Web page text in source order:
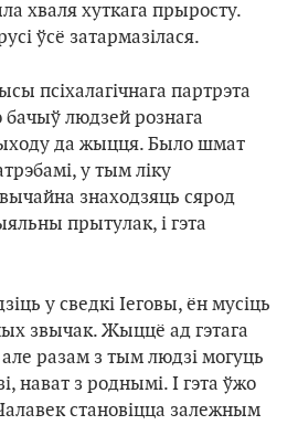
хваля хуткага прыросту.
ўсё затармазілася.
псіхалагічнага партрэта
бачыў людзей рознага
да жыцця. Было шмат
у тым ліку
знаходзяць сярод
прытулак, і гэта
у сведкі Іеговы, ён мусіць
звычак. Жыццё ад гэтага
разам з тым людзі могуць
нават з роднымі. І гэта ўжо
становіцца залежным